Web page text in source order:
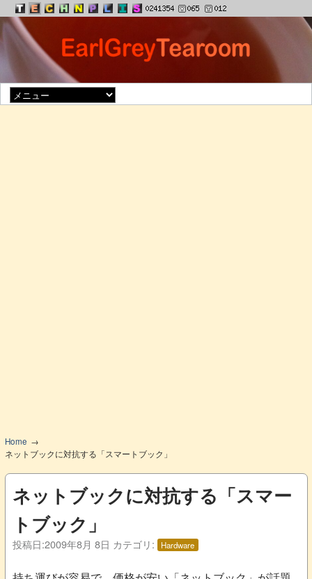
Home
ネットブックに対抗する「スマートブック」
ネットブックに対抗する「スマー
トブック」
投稿日:2009年8月 8日 カテゴリ: Hardware